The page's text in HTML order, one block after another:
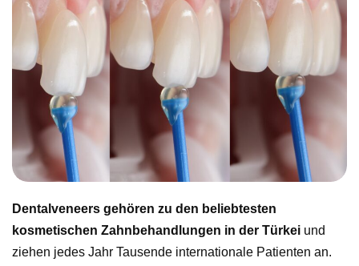
Dentalveneers gehören zu den beliebtesten
kosmetischen Zahnbehandlungen in der Türkei und
ziehen jedes Jahr Tausende internationale Patienten an.